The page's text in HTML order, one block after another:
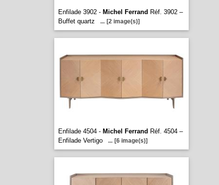
Enfilade 3902 - Michel Ferrand Réf. 3902 –
Buffet quartz
... [2 image(s)]
Enfilade 4504 - Michel Ferrand Réf. 4504 –
Enfilade Vertigo
... [6 image(s)]